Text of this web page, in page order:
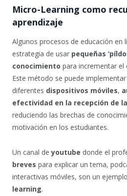
Micro-Learning como
aprendizaje
Algunos procesos de educación en
estrategia de usar pequeñas
conocimiento para incrementar el
Este método se puede implementar
diferentes dispositivos móviles,
efectividad en la recepción de
reduciendo las brechas de
motivación en los estudiantes.
Un canal deyoutube donde el
breves para explicar un tema,
interactivas móviles, son un
learning.